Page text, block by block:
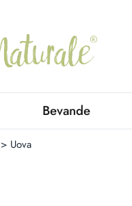
Bevande
> Uova